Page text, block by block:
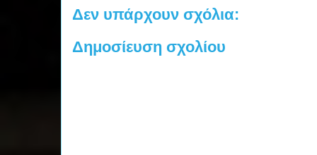
Δεν υπάρχουν σχόλια:
Δημοσίευση σχολίου